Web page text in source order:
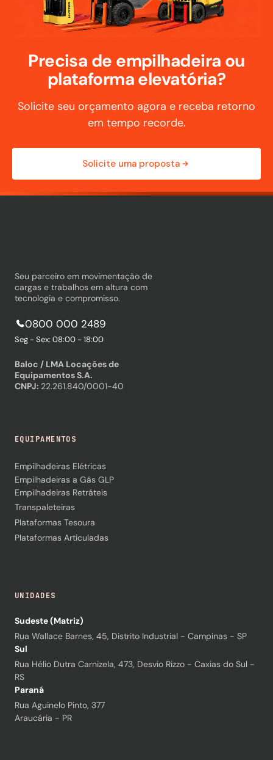
Precisa de empilhadeira ou
plataforma elevatória?
Solicite seu orçamento agora e receba retorno
em tempo recorde.
Solicite uma proposta
Seu parceiro em movimentação de
cargas e trabalhos em altura com
tecnologia e compromisso.
0800 000 2489
Seg - Sex: 08:00 - 18:00
Baloc / LMA Locações de
Equipamentos S.A.
CNPJ: 22.261.840/0001-40
EQUIPAMENTOS
Empilhadeiras Elétricas
Empilhadeiras a Gás GLP
Empilhadeiras Retráteis
Transpaleteiras
Plataformas Tesoura
Plataformas Articuladas
UNIDADES
Sudeste (Matriz)
Rua Wallace Barnes, 45, Distrito Industrial - Campinas - SP
Sul
Rua Hélio Dutra Carnizela, 473, Desvio Rizzo - Caxias do Sul -
RS
Paraná
Rua Aguinelo Pinto, 377
Araucária - PR